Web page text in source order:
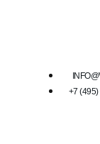
+7